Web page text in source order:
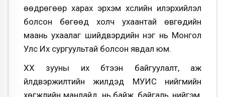
өөдрөгөөр харах эрхэм хүслийн илэрхийлэл
болсон бөгөөд холч ухаантай өвгөдийн
маань ухаалаг шийдвэрүүдийн нэг нь Монгол
Улс Их сургуультай болсон явдал юм.
ХХ зууны их бүтээн байгуулалт, аж
үйлдвэржилтийн жилүүдэд МУИС нийгмийн
хөгжлийн манлайд нь байж, байгаль, нийгэм,